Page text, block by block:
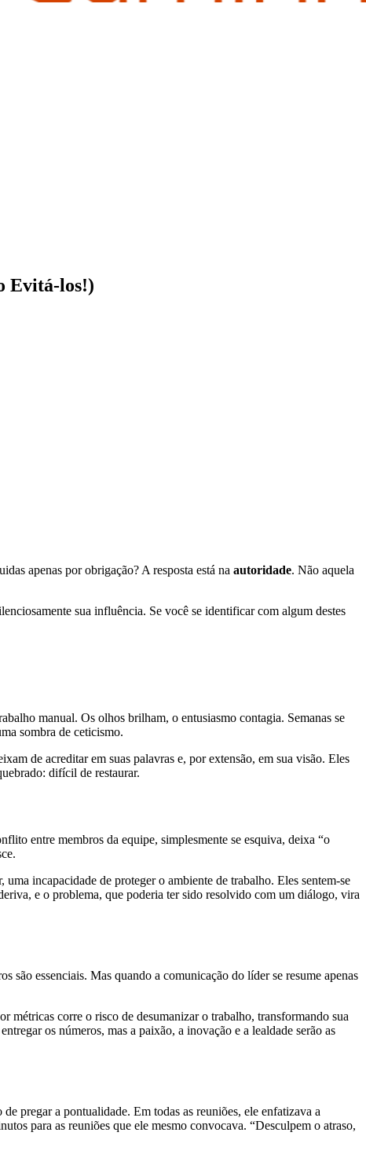
Evitá-los!)
apenas por obrigação? A resposta está na autoridade. Não aquela
sua influência. Se você se identificar com algum destes
manual. Os olhos brilham, o entusiasmo contagia. Semanas se
sombra de ceticismo.
de acreditar em suas palavras e, por extensão, em sua visão. Eles
difícil de restaurar.
entre membros da equipe, simplesmente se esquiva, deixa “o
incapacidade de proteger o ambiente de trabalho. Eles sentem-se
e o problema, que poderia ter sido resolvido com um diálogo, vira
são essenciais. Mas quando a comunicação do líder se resume apenas
métricas corre o risco de desumanizar o trabalho, transformando sua
os números, mas a paixão, a inovação e a lealdade serão as
pregar a pontualidade. Em todas as reuniões, ele enfatizava a
para as reuniões que ele mesmo convocava. “Desculpem o atraso,